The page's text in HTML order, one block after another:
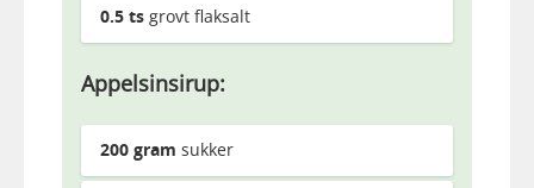
0.5 ts grovt flaksalt
Appelsinsirup:
200 gram sukker